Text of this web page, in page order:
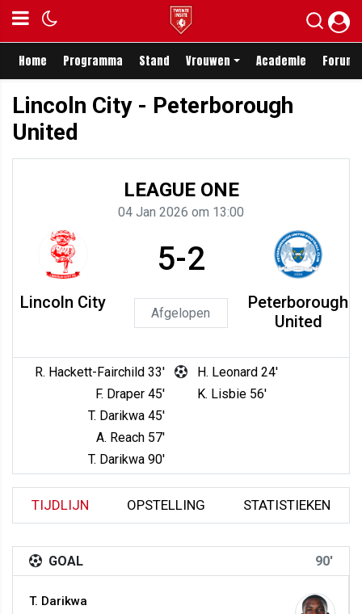
Home Programma Stand Vrouwen Academie Forum
Lincoln City - Peterborough
United
LEAGUE ONE
04 Jan 2026 om 13:00
Lincoln City
5-2
Afgelopen
Peterborough
United
R. Hackett-Fairchild 33'
F. Draper 45'
T. Darikwa 45'
A. Reach 57'
T. Darikwa 90'
H. Leonard 24'
K. Lisbie 56'
TIJDLIJN OPSTELLING STATISTIEKEN
GOAL 90'
T. Darikwa